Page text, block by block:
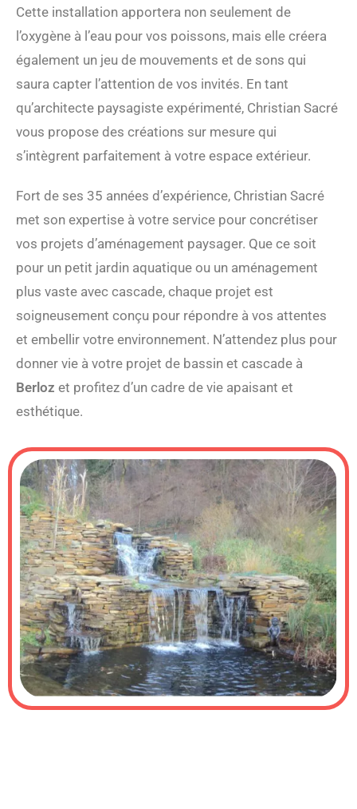
Cette installation apportera non seulement de
l’oxygène à l’eau pour vos poissons, mais elle créera
également un jeu de mouvements et de sons qui
saura capter l’attention de vos invités. En tant
qu’architecte paysagiste expérimenté, Christian Sacré
vous propose des créations sur mesure qui
s’intègrent parfaitement à votre espace extérieur.
Fort de ses 35 années d’expérience, Christian Sacré
met son expertise à votre service pour concrétiser
vos projets d’aménagement paysager. Que ce soit
pour un petit jardin aquatique ou un aménagement
plus vaste avec cascade, chaque projet est
soigneusement conçu pour répondre à vos attentes
et embellir votre environnement. N’attendez plus pour
donner vie à votre projet de bassin et cascade à
Berloz et profitez d’un cadre de vie apaisant et
esthétique.